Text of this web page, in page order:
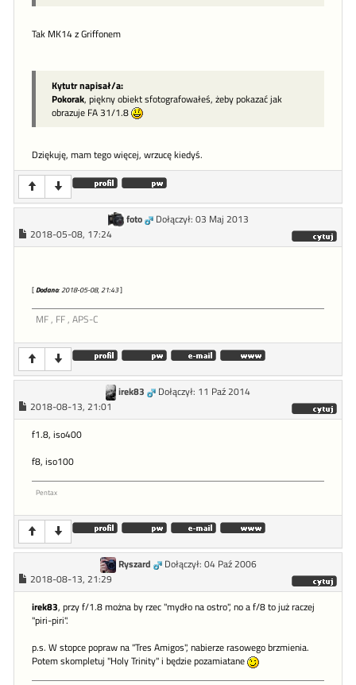
Tak MK14 z Griffonem
Kytutr napisał/a:
Pokorak, piękny obiekt sfotografowałeś, żeby pokazać jak
obrazuje FA 31/1.8
Dziękuję, mam tego więcej, wrzucę kiedyś.
foto
Dołączył: 03 Maj 2013
2018-05-08, 17:24
[Dodano: 2018-05-08, 21:43]
MF , FF , APS-C
irek83
Dołączył: 11 Paź 2014
2018-08-13, 21:01
f1.8, iso400
f8, iso100
Pentax
Ryszard
Dołączył: 04 Paź 2006
2018-08-13, 21:29
irek83, przy f/1.8 można by rzec "mydło na ostro", no a f/8 to już raczej
"piri-piri".
p.s. W stopce popraw na "Tres Amigos", nabierze rasowego brzmienia.
Potem skompletuj "Holy Trinity" i będzie pozamiatane